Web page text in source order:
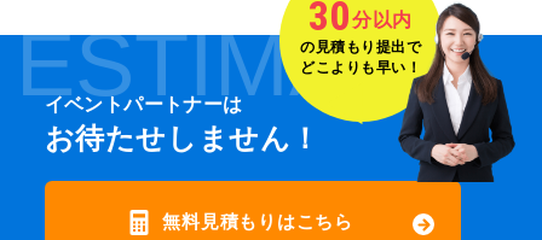
ESTIMATE
イベントパートナーは
お待たせしません！
無料見積もりはこちら
30分以内
の見積もり提出で
どこよりも早い！